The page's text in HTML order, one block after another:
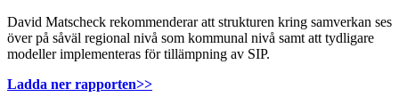
David Matscheck rekommenderar att strukturen kring samverkan ses
över på såväl regional nivå som kommunal nivå samt att tydligare
modeller implementeras för tillämpning av SIP.
Ladda ner rapporten>>